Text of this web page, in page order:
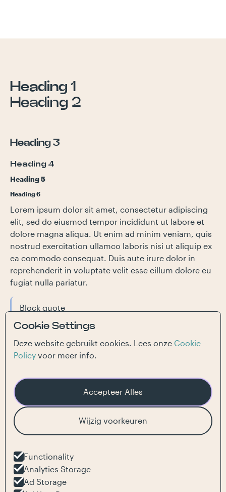
Cookie Settings
Deze website gebruikt cookies. Lees onze Cookie
Policy voor meer info.
Accepteer Alles
Wijzig voorkeuren
Functionality
Analytics Storage
Ad Storage
Heading 1
Heading 2
Heading 3
Heading 4
Heading 5
Heading 6
Lorem ipsum dolor sit amet, consectetur adipiscing
elit, sed do eiusmod tempor incididunt ut labore et
dolore magna aliqua. Ut enim ad minim veniam, quis
nostrud exercitation ullamco laboris nisi ut aliquip ex
ea commodo consequat. Duis aute irure dolor in
reprehenderit in voluptate velit esse cillum dolore eu
fugiat nulla pariatur.
Block quote
Ordered list
Item 1
Item 2
Unordered list
Item A
Text link
Bold text